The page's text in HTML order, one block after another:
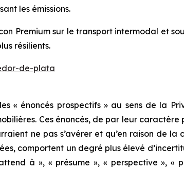
les émissions.
Premium sur le transport intermodal et
résilients.
de-plata
« énoncés prospectifs » au sens de la
Ces énoncés, de par leur
ne pas s’avérer et qu’en raison de
comportent un degré plus élevé
à », « présume », « perspective », «